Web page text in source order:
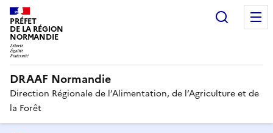
PRÉFET
DE LA RÉGION
NORMANDIE
DRAAF Normandie
Direction Régionale de l’Alimentation, de l’Agriculture et de
la Forêt